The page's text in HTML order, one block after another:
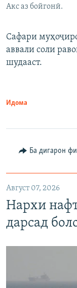
Акс аз бойгонӣ.
Сафари
аввали соли
шудааст.
Идома
Ба дигарон
Август 07, 2026
Нархи
дарсад